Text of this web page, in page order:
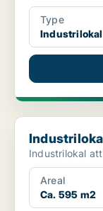
Type
Industrilokal
Industrilokal i
Industrilokal
Areal
Ca. 595 m2